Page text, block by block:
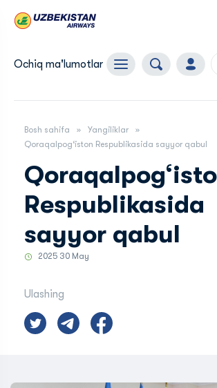
Ochiq ma'lumotlar
Bosh sahifa
Yangiliklar
Qoraqalpog‘iston Respublikasida sayyor qabul
Respublikasida
sayyor qabul
2025 30 May
Ulashing